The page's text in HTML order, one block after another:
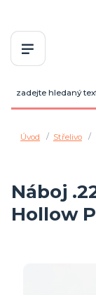
Úvod Střelivo
Náboj
Hollow